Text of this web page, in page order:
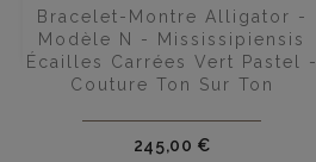
Bracelet-Montre Alligator -
Modèle N - Mississipiensis
Écailles Carrées Vert Pastel -
Couture Ton Sur Ton
Prix
245,00 €